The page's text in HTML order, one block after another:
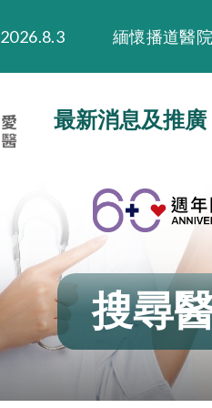
2026.8.3
緬懷播道醫
2025.9.23
2025.8.4
播道醫院體
播道醫院手
最新消息及推廣
搜尋